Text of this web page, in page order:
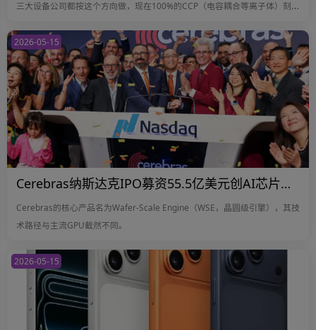
三大设备公司都按这个方向做，现在100%的CCP（电容耦合等离子体）刻蚀
Cerebras纳斯达克IPO募资55.5亿美元创AI芯片纪录：首日涨68%市值近700亿美元，OpenAI为最大客户
Cerebras的核心产品名为Wafer-Scale Engine（WSE，晶圆级引擎），其技
术路径与主流GPU截然不同。
2026-05-15
2026-05-15